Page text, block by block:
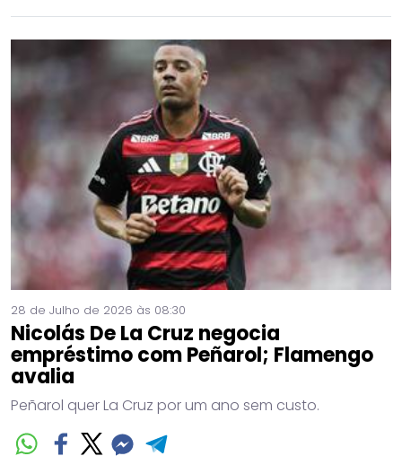
28 de Julho de 2026 às 08:30
Nicolás De La Cruz negocia
empréstimo com Peñarol; Flamengo
avalia
Peñarol quer La Cruz por um ano sem custo.